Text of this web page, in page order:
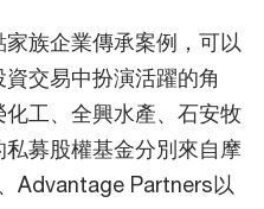
族企業傳承案例，可以
交易中扮演活躍的角
工、全興水產、石安牧
募股權基金分別來自摩
Advantage Partners以